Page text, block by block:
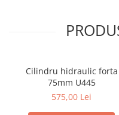
Cilindru hidraulic forta
75mm U445
575,00 Lei